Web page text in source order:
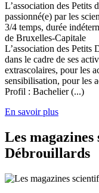
L’association des Petits
passionné(e) par les
3/4 temps, durée
de Bruxelles-Capitale
L’association des Petits
dans le cadre de ses
extrascolaires, pour les
sensibilisation, pour les
Profil : Bachelier (...)
En savoir plus
Les magazines
Débrouillards